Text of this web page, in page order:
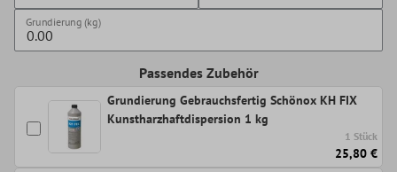
Grundierung (kg)
Passendes Zubehör
Grundierung Gebrauchsfertig Schönox KH FIX
Kunstharzhaftdispersion 1 kg
1 Stück
25,80 €